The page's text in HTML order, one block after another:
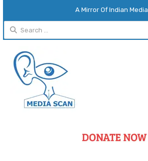
A Mirror Of Indian Media